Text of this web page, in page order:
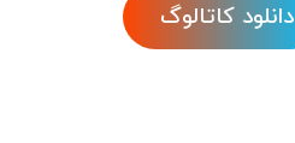
دانلود کاتالوگ